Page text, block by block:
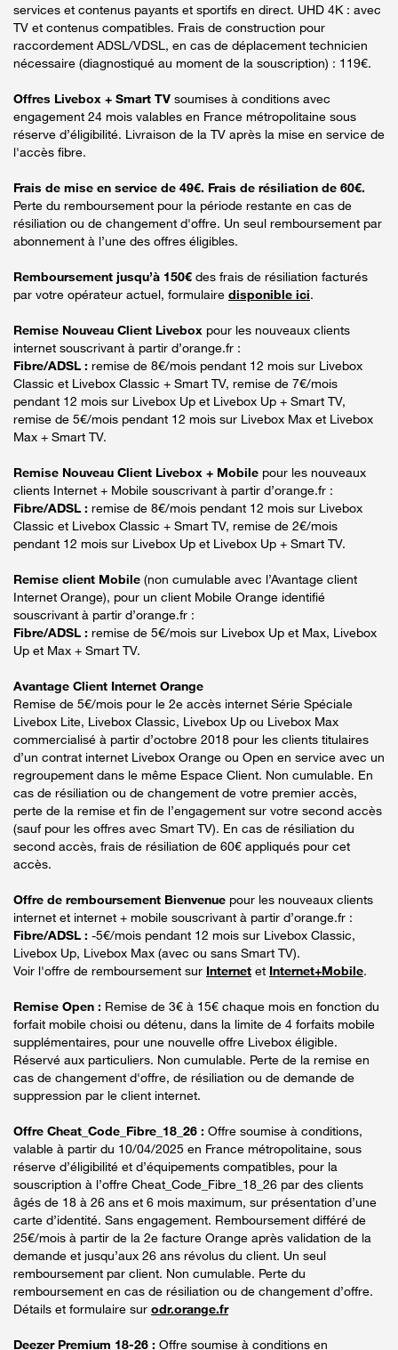
services et contenus payants et sportifs en direct. UHD 4K : avec
TV et contenus compatibles. Frais de construction pour
raccordement ADSL/VDSL, en cas de déplacement technicien
nécessaire (diagnostiqué au moment de la souscription) : 119€.
Offres Livebox + Smart TV soumises à conditions avec
engagement 24 mois valables en France métropolitaine sous
réserve d’éligibilité. Livraison de la TV après la mise en service de
l'accès fibre.
Frais de mise en service de 49€. Frais de résiliation de 60€.
Perte du remboursement pour la période restante en cas de
résiliation ou de changement d'offre. Un seul remboursement par
abonnement à l’une des offres éligibles.
Remboursement jusqu’à 150€ des frais de résiliation facturés
par votre opérateur actuel, formulaire disponible ici.
Remise Nouveau Client Livebox pour les nouveaux clients
internet souscrivant à partir d’orange.fr :
Fibre/ADSL : remise de 8€/mois pendant 12 mois sur Livebox
Classic et Livebox Classic + Smart TV, remise de 7€/mois
pendant 12 mois sur Livebox Up et Livebox Up + Smart TV,
remise de 5€/mois pendant 12 mois sur Livebox Max et Livebox
Max + Smart TV.
Remise Nouveau Client Livebox + Mobile pour les nouveaux
clients Internet + Mobile souscrivant à partir d’orange.fr :
Fibre/ADSL : remise de 8€/mois pendant 12 mois sur Livebox
Classic et Livebox Classic + Smart TV, remise de 2€/mois
pendant 12 mois sur Livebox Up et Livebox Up + Smart TV.
Remise client Mobile (non cumulable avec l’Avantage client
Internet Orange), pour un client Mobile Orange identifié
souscrivant à partir d’orange.fr :
Fibre/ADSL : remise de 5€/mois sur Livebox Up et Max, Livebox
Up et Max + Smart TV.
Avantage Client Internet Orange
Remise de 5€/mois pour le 2e accès internet Série Spéciale
Livebox Lite, Livebox Classic, Livebox Up ou Livebox Max
commercialisé à partir d’octobre 2018 pour les clients titulaires
d’un contrat internet Livebox Orange ou Open en service avec un
regroupement dans le même Espace Client. Non cumulable. En
cas de résiliation ou de changement de votre premier accès,
perte de la remise et fin de l’engagement sur votre second accès
(sauf pour les offres avec Smart TV). En cas de résiliation du
second accès, frais de résiliation de 60€ appliqués pour cet
accès.
Offre de remboursement Bienvenue pour les nouveaux clients
internet et internet + mobile souscrivant à partir d’orange.fr :
Fibre/ADSL : -5€/mois pendant 12 mois sur Livebox Classic,
Livebox Up, Livebox Max (avec ou sans Smart TV).
Voir l'offre de remboursement sur Internet et Internet+Mobile.
Remise Open : Remise de 3€ à 15€ chaque mois en fonction du
forfait mobile choisi ou détenu, dans la limite de 4 forfaits mobile
supplémentaires, pour une nouvelle offre Livebox éligible.
Réservé aux particuliers. Non cumulable. Perte de la remise en
cas de changement d'offre, de résiliation ou de demande de
suppression par le client internet.
Offre Cheat_Code_Fibre_18_26 : Offre soumise à conditions,
valable à partir du 10/04/2025 en France métropolitaine, sous
réserve d’éligibilité et d’équipements compatibles, pour la
souscription à l’offre Cheat_Code_Fibre_18_26 par des clients
âgés de 18 à 26 ans et 6 mois maximum, sur présentation d’une
carte d’identité. Sans engagement. Remboursement différé de
25€/mois à partir de la 2e facture Orange après validation de la
demande et jusqu’aux 26 ans révolus du client. Un seul
remboursement par client. Non cumulable. Perte du
remboursement en cas de résiliation ou de changement d’offre.
Détails et formulaire sur odr.orange.fr
Deezer Premium 18-26 : Offre soumise à conditions en